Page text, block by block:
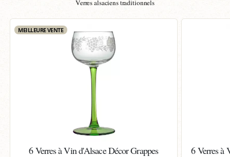
Verres alsaciens traditionnels
MEILLEURE VENTE
6 Verres à Vin d'Alsace Décor Grappes 6 Verres à